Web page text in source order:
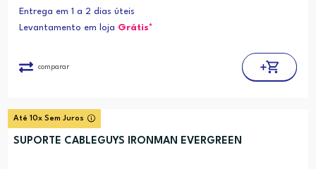
Entrega em 1 a 2 dias úteis
Levantamento em loja Grátis*
comparar
Até 10x Sem Juros
SUPORTE CABLEGUYS IRONMAN EVERGREEN